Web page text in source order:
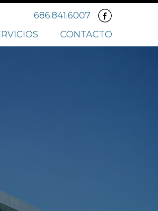
686.841.6007
CONTACTO